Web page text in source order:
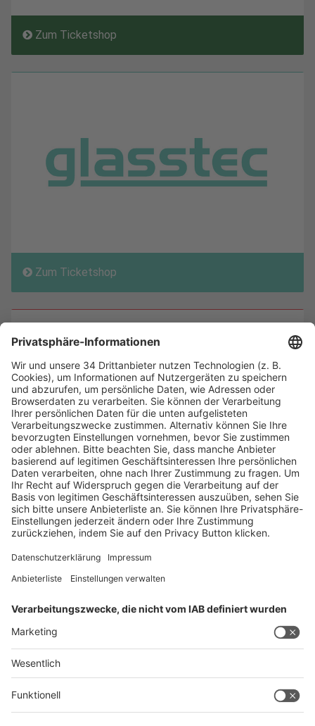
Zum Ticketshop
Zum Ticketshop
Zum Ticketshop
Schreiben Sie uns